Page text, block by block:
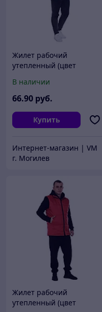
Жилет рабочий
утепленный (цвет
В наличии
66.90 руб.
Купить
Интернет-магазин | VM
г. Могилев
Жилет рабочий
утепленный (цвет